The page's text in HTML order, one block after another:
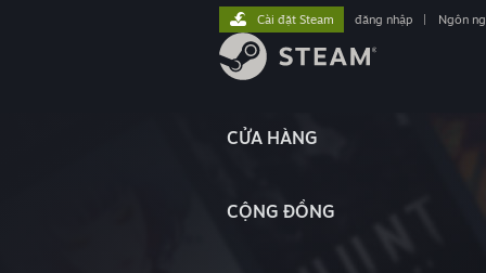
CỬA HÀNG
CỘNG ĐỒNG
Cài đặt Steam đăng nhập Ngôn